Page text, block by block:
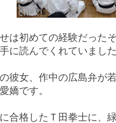
は初めての経験だった
に読んでくれていまし
彼女、作中の広島弁が
嬌です。
合格したＴ田拳士に、